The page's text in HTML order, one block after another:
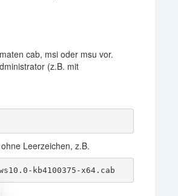
cab, msi oder msu vor.
(z.B. mit
Leerzeichen, z.B.
kb4100375-x64.cab